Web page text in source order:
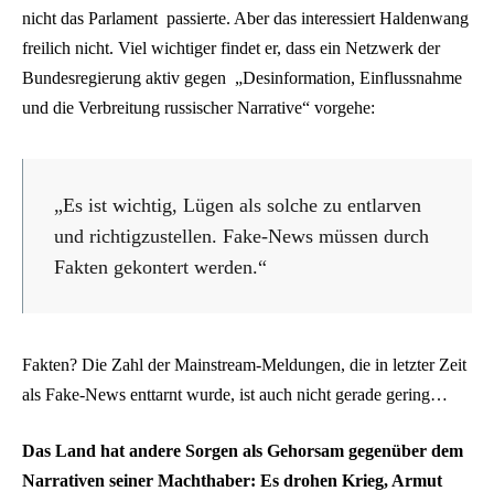
nicht das Parlament passierte. Aber das interessiert Haldenwang
freilich nicht. Viel wichtiger findet er, dass ein Netzwerk der
Bundesregierung aktiv gegen „Desinformation, Einflussnahme
und die Verbreitung russischer Narrative“ vorgehe:
„Es ist wichtig, Lügen als solche zu entlarven
und richtigzustellen. Fake-News müssen durch
Fakten gekontert werden.“
Fakten? Die Zahl der Mainstream-Meldungen, die in letzter Zeit
als Fake-News enttarnt wurde, ist auch nicht gerade gering…
Das Land hat andere Sorgen als Gehorsam gegenüber dem
Narrativen seiner Machthaber: Es drohen Krieg, Armut